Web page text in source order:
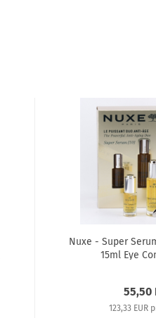
Nuxe - Super
15ml Eye
55,50
123,33 EUR